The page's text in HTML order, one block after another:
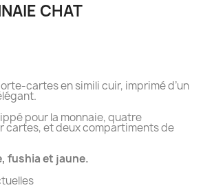
CHAT
cartes en simili cuir, imprimé d’un
pour la monnaie, quatre
cartes, et deux compartiments de
fushia et jaune.